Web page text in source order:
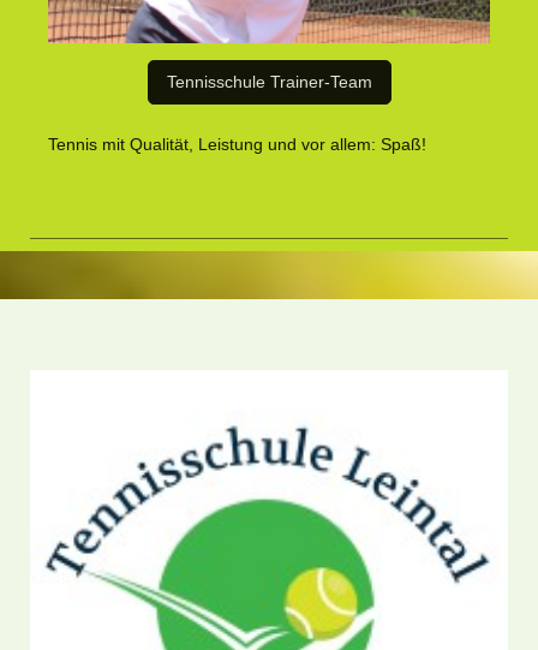
Tennisschule Trainer-Team
Tennis mit Qualität, Leistung und vor allem: Spaß!